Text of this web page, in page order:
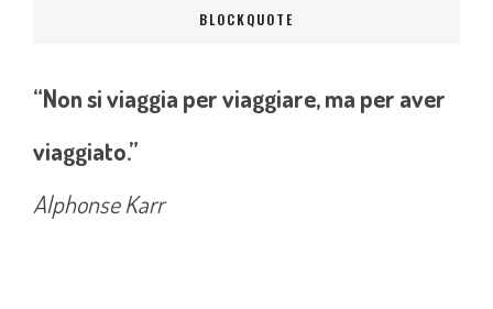
BLOCKQUOTE
“Non si viaggia per viaggiare, ma per aver
viaggiato.”
Alphonse Karr